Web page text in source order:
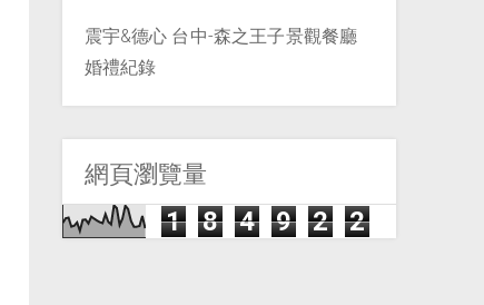
震宇&德心 台中-森之王子景觀餐廳
婚禮紀錄
網頁瀏覽量
1 8 4 9 2 2